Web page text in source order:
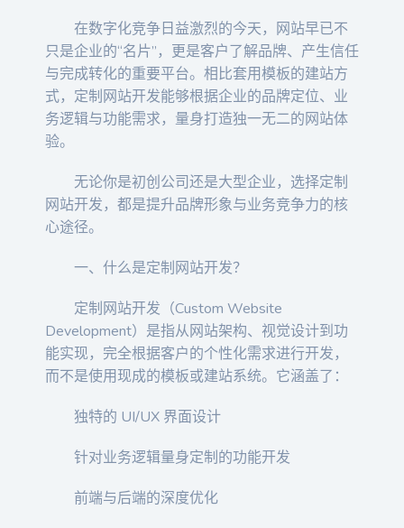
在数字化竞争日益激烈的今天，网站早已不
只是企业的“名片”，更是客户了解品牌、产生信任
与完成转化的重要平台。相比套用模板的建站方
式，定制网站开发能够根据企业的品牌定位、业
务逻辑与功能需求，量身打造独一无二的网站体
验。
无论你是初创公司还是大型企业，选择定制
网站开发，都是提升品牌形象与业务竞争力的核
心途径。
一、什么是定制网站开发？
定制网站开发（Custom Website
Development）是指从网站架构、视觉设计到功
能实现，完全根据客户的个性化需求进行开发，
而不是使用现成的模板或建站系统。它涵盖了：
独特的 UI/UX 界面设计
针对业务逻辑量身定制的功能开发
前端与后端的深度优化